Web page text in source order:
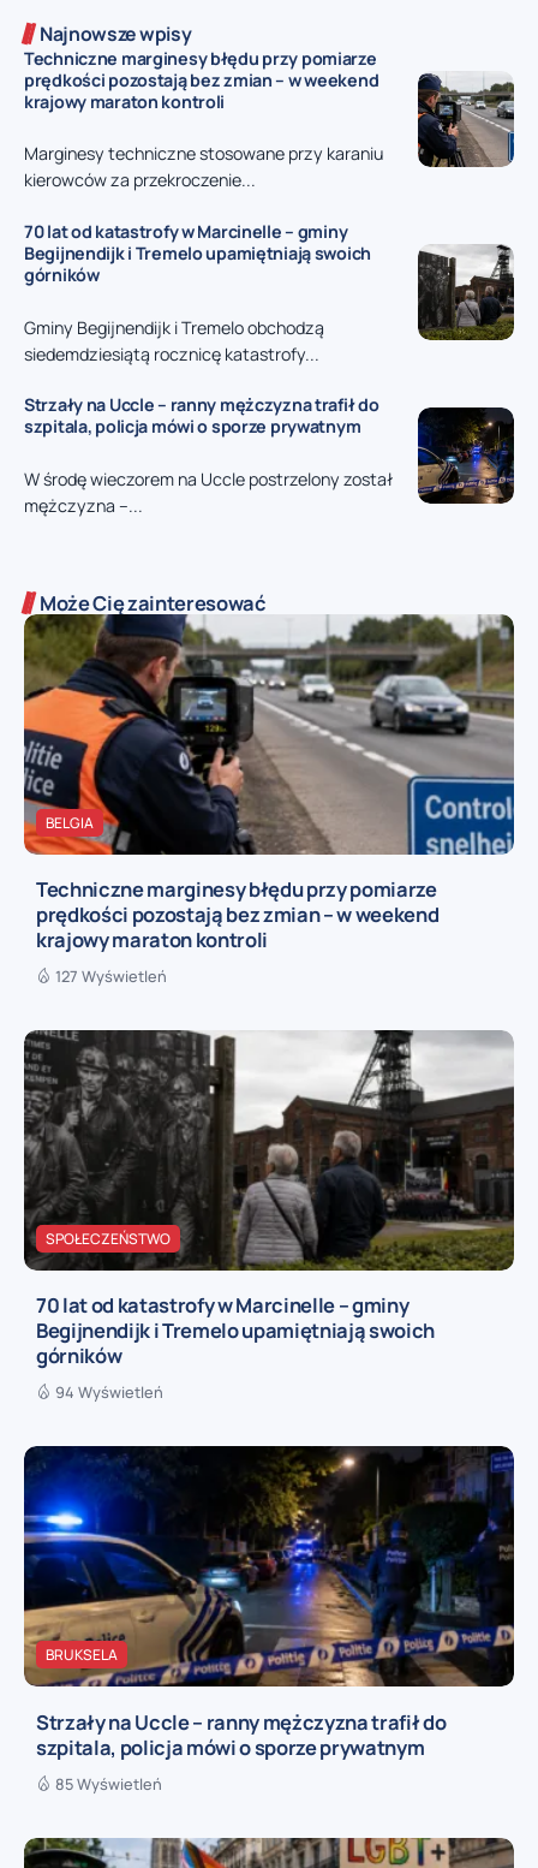
Najnowsze wpisy
Techniczne marginesy błędu przy pomiarze
prędkości pozostają bez zmian – w weekend
krajowy maraton kontroli
Marginesy techniczne stosowane przy karaniu
kierowców za przekroczenie...
70 lat od katastrofy w Marcinelle – gminy
Begijnendijk i Tremelo upamiętniają swoich
górników
Gminy Begijnendijk i Tremelo obchodzą
siedemdziesiątą rocznicę katastrofy...
Strzały na Uccle – ranny mężczyzna trafił do
szpitala, policja mówi o sporze prywatnym
W środę wieczorem na Uccle postrzelony został
mężczyzna –...
Może Cię zainteresować
BELGIA
Techniczne marginesy błędu przy pomiarze
prędkości pozostają bez zmian – w weekend
krajowy maraton kontroli
127 Wyświetleń
SPOŁECZEŃSTWO
70 lat od katastrofy w Marcinelle – gminy
Begijnendijk i Tremelo upamiętniają swoich
górników
94 Wyświetleń
BRUKSELA
Strzały na Uccle – ranny mężczyzna trafił do
szpitala, policja mówi o sporze prywatnym
85 Wyświetleń